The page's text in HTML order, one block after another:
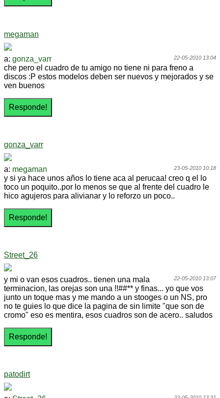
megaman
22-05-2010 13:04
a: gonza_varr
che pero el cuadro de tu amigo no tiene ni para freno a
discos :P estos modelos deben ser nuevos y mejorados y se
ven buenos
gonza_varr
23-05-2010 10:18
a: megaman
y si ya hace unos años lo tiene aca al perucaa! creo q el lo
toco un poquito..por lo menos se que al frente del cuadro le
hico agujeros para alivianar y lo reforzo un poco..
Street_26
22-05-2010 13:07
y mi o van esos cuadros.. tienen una mala
terminacion, las orejas son una !!##** y finas... yo que vos
junto un toque mas y me mando a un stooges o un NS, pro
no te guies lo que dice la pagina de sin limite "que son de
cromo" eso es mentira, esos cuadros son de acero.. saludos
patodirt